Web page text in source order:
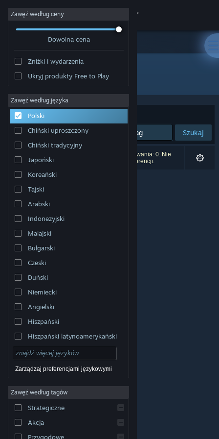
Zaloguj się
Społeczność
Informacje
Wsparcie
Zmień język
Pobierz aplikację mobilną Steam
Wersja przeglądarkowa
© Valve Corporation. Wszelkie prawa zastrzeżone.
właścicieli w Stanach Zjednoczonych i innych krajach.
dostępu
Umowa użytkownika Steam
pieniędzy |Ciasteczka
Zawęź według ceny
Dowolna cena
Zniżki i wydarzenia
Ukryj produkty Free to Play
Zawęź według języka
Polski
Chiński uproszczony
Chiński tradycyjny
Japoński
Koreański
Tajski
Arabski
Indonezyjski
Malajski
Bułgarski
Czeski
Duński
Niemiecki
Angielski
Hiszpański
Hiszpański latynoamerykański
Zarządzaj preferencjami językowymi
Zawęź według tagów
Strategiczne
Akcja
Przygodowe
Wydawca: Hazy mist Studio
Sortuj według:
Szukaj
Liczba wyników pasujących do twojego wyszukiwania: 0. Nie
uwzględniono 1 tytułu na podstawie twoich preferencji.